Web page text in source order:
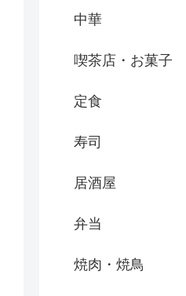
中華
喫茶店・お菓子
定食
寿司
居酒屋
弁当
焼肉・焼鳥